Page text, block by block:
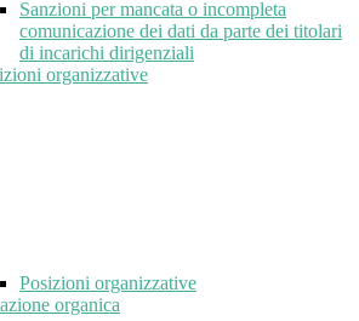
Sanzioni per mancata o incompleta
comunicazione dei dati da parte dei titolari
di incarichi dirigenziali
organizzative
Posizioni organizzative
organica